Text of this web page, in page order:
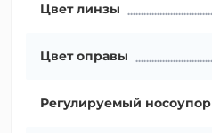
Цвет линзы
Цвет оправы
Регулируемый носоупор